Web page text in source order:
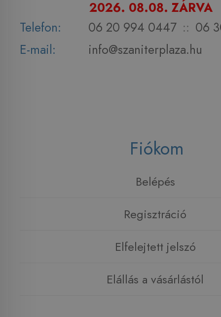
2026. 08.08. ZÁRVA
Telefon:
06 20 994 0447 :: 06
E-mail:
info@szaniterplaza.hu
Fiókom
Belépés
Regisztráció
Elfelejtett jelszó
Elállás a vásárlástól